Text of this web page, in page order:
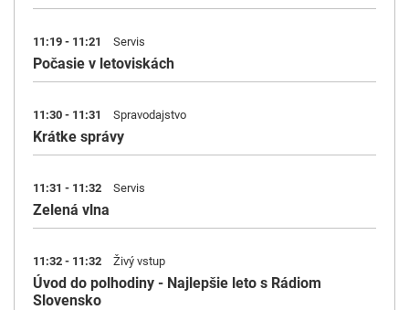
11:19 - 11:21 Servis
Počasie v letoviskách
11:30 - 11:31 Spravodajstvo
Krátke správy
11:31 - 11:32 Servis
Zelená vlna
11:32 - 11:32 Živý vstup
Úvod do polhodiny - Najlepšie leto s Rádiom
Slovensko